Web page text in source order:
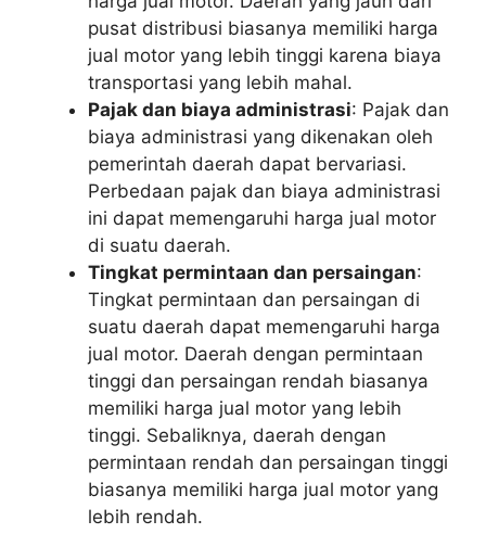
pusat distribusi biasanya memiliki harga
jual motor yang lebih tinggi karena biaya
transportasi yang lebih mahal.
Pajak dan biaya administrasi: Pajak dan
biaya administrasi yang dikenakan oleh
pemerintah daerah dapat bervariasi.
Perbedaan pajak dan biaya administrasi
ini dapat memengaruhi harga jual motor
di suatu daerah.
Tingkat permintaan dan persaingan:
Tingkat permintaan dan persaingan di
suatu daerah dapat memengaruhi harga
jual motor. Daerah dengan permintaan
tinggi dan persaingan rendah biasanya
memiliki harga jual motor yang lebih
tinggi. Sebaliknya, daerah dengan
permintaan rendah dan persaingan tinggi
biasanya memiliki harga jual motor yang
lebih rendah.